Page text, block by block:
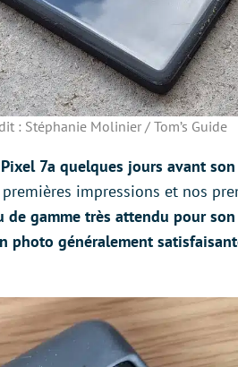
: Stéphanie Molinier / Tom’s Guide
7a quelques jours avant
impressions et nos
de gamme très attendu pour
photo généralement